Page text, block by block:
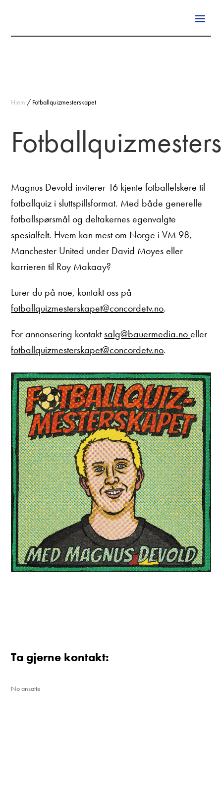
Hjem / Fotballquizmesterskapet
Magnus Devold inviterer 16 kjente fotballelskere til
fotballquiz i sluttspillsformat. Med både generelle
fotballspørsmål og deltakernes egenvalgte
spesialfelt. Hvem kan mest om Norge i VM 98,
Manchester United under David Moyes eller
karrieren til Roy Makaay?
Lurer du på noe, kontakt oss på
fotballquizmesterskapet@concordetv.no.
For annonsering kontaktsalg@bauermedia.noeller
fotballquizmesterskapet@concordetv.no.
Ta gjerne kontakt:
No ansatte